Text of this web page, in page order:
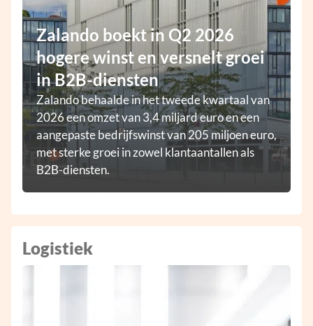
Zalando boekt in Q2 2026
hogere winst en versnelt groei
in B2B-diensten
Zalando behaalde in het tweede kwartaal van
2026 een omzet van 3,4 miljard euro en een
aangepaste bedrijfswinst van 205 miljoen euro,
met sterke groei in zowel klantaantallen als
B2B-diensten.
Logistiek